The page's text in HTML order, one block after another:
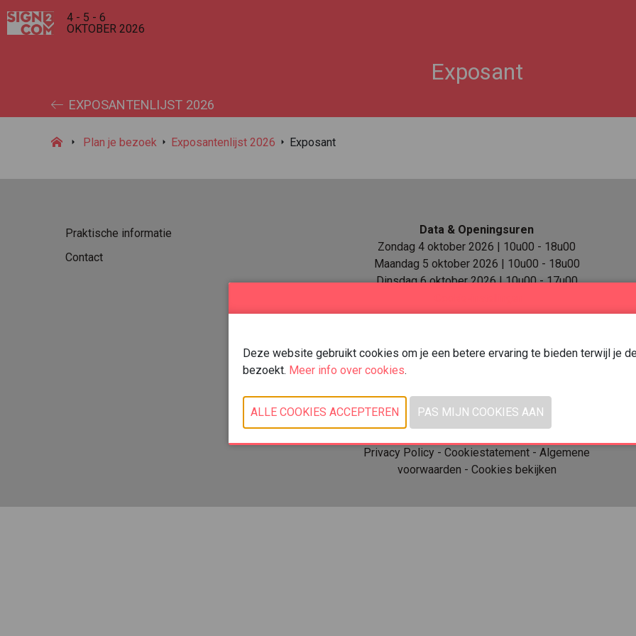
4 - 5 - 6
OKTOBER 2026
Exposant
EXPOSANTENLIJST 2026
Plan je bezoek Exposantenlijst 2026 Exposant
Praktische informatie
Contact
Data & Openingsuren
Zondag 4 oktober 2026 | 10u00 - 18u00
Maandag 5 oktober 2026 | 10u00 - 18u00
Dinsdag 6 oktober 2026 | 10u00 - 17u00
Locatie
Doorniksesteenweg 216
© 2026, Xpo Group
Privacy Policy -Cookiestatement -Algemene
voorwaarden - Cookies bekijken
Deze website gebruikt cookies om je een betere ervaring te bieden terwijl je
bezoekt. Meer info over cookies.